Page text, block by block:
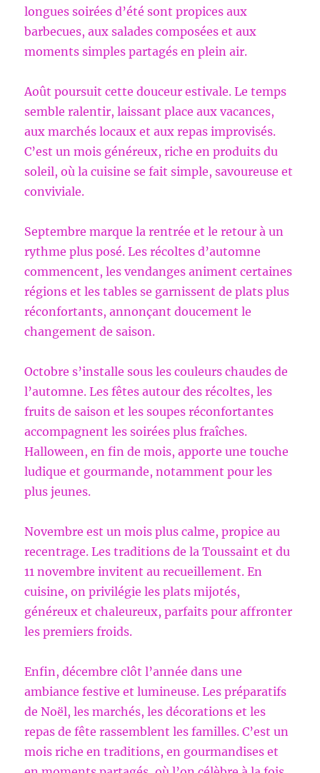
longues soirées d’été sont propices aux
barbecues, aux salades composées et aux
moments simples partagés en plein air.
Août poursuit cette douceur estivale. Le temps
semble ralentir, laissant place aux vacances,
aux marchés locaux et aux repas improvisés.
C’est un mois généreux, riche en produits du
soleil, où la cuisine se fait simple, savoureuse et
conviviale.
Septembre marque la rentrée et le retour à un
rythme plus posé. Les récoltes d’automne
commencent, les vendanges animent certaines
régions et les tables se garnissent de plats plus
réconfortants, annonçant doucement le
changement de saison.
Octobre s’installe sous les couleurs chaudes de
l’automne. Les fêtes autour des récoltes, les
fruits de saison et les soupes réconfortantes
accompagnent les soirées plus fraîches.
Halloween, en fin de mois, apporte une touche
ludique et gourmande, notamment pour les
plus jeunes.
Novembre est un mois plus calme, propice au
recentrage. Les traditions de la Toussaint et du
11 novembre invitent au recueillement. En
cuisine, on privilégie les plats mijotés,
généreux et chaleureux, parfaits pour affronter
les premiers froids.
Enfin, décembre clôt l’année dans une
ambiance festive et lumineuse. Les préparatifs
de Noël, les marchés, les décorations et les
repas de fête rassemblent les familles. C’est un
mois riche en traditions, en gourmandises et